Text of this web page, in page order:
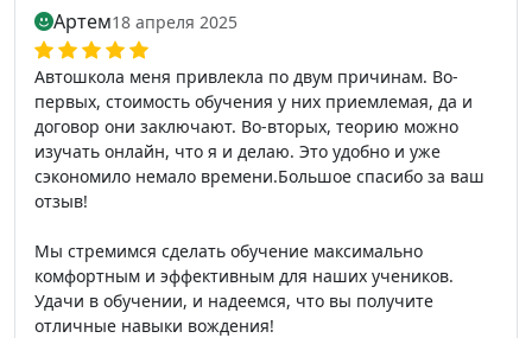
Артем18 апреля 2025
Автошкола меня привлекла по двум причинам. Во-
первых, стоимость обучения у них приемлемая, да и
договор они заключают. Во-вторых, теорию можно
изучать онлайн, что я и делаю. Это удобно и уже
сэкономило немало времени.Большое спасибо за ваш
отзыв!
Мы стремимся сделать обучение максимально
комфортным и эффективным для наших учеников.
Удачи в обучении, и надеемся, что вы получите
отличные навыки вождения!